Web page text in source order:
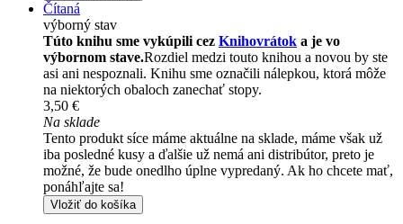
Čítaná
výborný stav
Túto knihu sme vykúpili cez Knihovrátok a je vo
výbornom stave.Rozdiel medzi touto knihou a novou by ste
asi ani nespoznali. Knihu sme označili nálepkou, ktorá môže
na niektorých obaloch zanechať stopy.
3,50 €
Na sklade
Tento produkt síce máme aktuálne na sklade, máme však už
iba posledné kusy a ďalšie už nemá ani distribútor, preto je
možné, že bude onedlho úplne vypredaný. Ak ho chcete mať,
ponáhľajte sa!
Vložiť do košíka